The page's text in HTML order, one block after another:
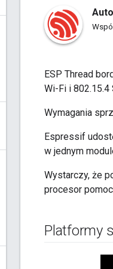
ESP Thread
Wi-Fi i 802.15.4
Wymagania
Espressif
w jednym
Wystarczy, że
procesor
Platformy